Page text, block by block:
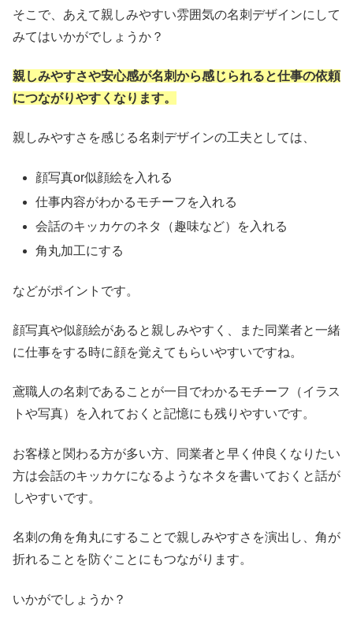
そこで、あえて親しみやすい雰囲気の名刺デザインにして
みてはいかがでしょうか？
親しみやすさや安心感が名刺から感じられると仕事の依頼
につながりやすくなります。
親しみやすさを感じる名刺デザインの工夫としては、
顔写真or似顔絵を入れる
仕事内容がわかるモチーフを入れる
会話のキッカケのネタ（趣味など）を入れる
角丸加工にする
などがポイントです。
顔写真や似顔絵があると親しみやすく、また同業者と一緒
に仕事をする時に顔を覚えてもらいやすいですね。
鳶職人の名刺であることが一目でわかるモチーフ（イラス
トや写真）を入れておくと記憶にも残りやすいです。
お客様と関わる方が多い方、同業者と早く仲良くなりたい
方は会話のキッカケになるようなネタを書いておくと話が
しやすいです。
名刺の角を角丸にすることで親しみやすさを演出し、角が
折れることを防ぐことにもつながります。
いかがでしょうか？